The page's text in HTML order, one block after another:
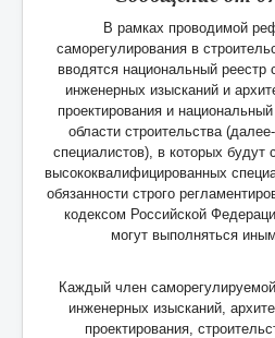
В рамках проводимой
саморегулирования в
вводятся национальный реестр
инженерных изысканий и
проектирования и
области строительства
специалистов), в которых будут
высококвалифицированных
обязанности строго
кодексом Российской
могут выполняться
Каждый член
инженерных изысканий,
проектирования,